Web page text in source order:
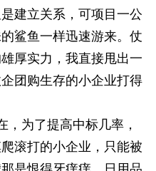
建立关系，可项目一公
鲨鱼一样迅速游来。仗
厚实力，我直接甩出一
团购生存的小企业打得
，为了提高中标几率，
滚打的小企业，只能被